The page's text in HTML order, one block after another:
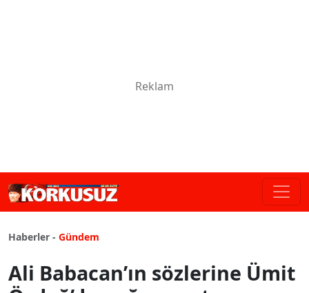
Haberler - Gündem
Ali Babacan’ın sözlerine Ümit